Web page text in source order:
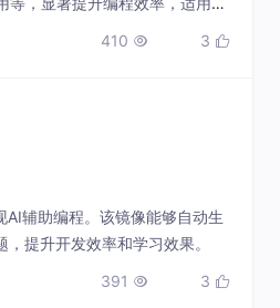
410  3 
辅助编程。该镜像能够自动生
提升开发效率和学习效果。
391  3 